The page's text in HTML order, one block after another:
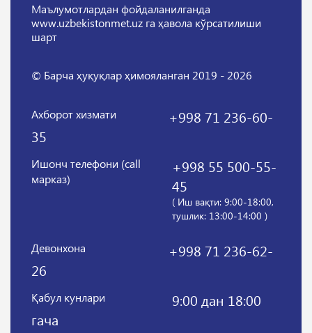
Маълумотлардан фойдаланилганда
www.uzbekistonmet.uz га ҳавола кўрсатилиши
шарт
© Барча ҳуқуқлар ҳимояланган 2019 - 2026
Ахборот хизмати
+998 71 236-60-
35
Ишонч телефони (call
марказ)
+998 55 500-55-
45
( Иш вақти: 9:00-18:00,
тушлик: 13:00-14:00 )
Девонхона
+998 71 236-62-
26
Қабул кунлари
9:00 дан 18:00
гача